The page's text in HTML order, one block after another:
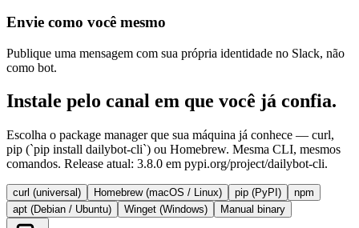
Envie como você mesmo
Publique uma mensagem com sua própria identidade no Slack, não
como bot.
Instale pelo canal em que você já confia.
Escolha o package manager que sua máquina já conhece — curl,
pip (`pip install dailybot-cli`) ou Homebrew. Mesma CLI, mesmos
comandos. Release atual: 3.8.0 em pypi.org/project/dailybot-cli.
curl (universal) Homebrew (macOS / Linux) pip (PyPI)
npm
apt (Debian / Ubuntu)
Winget (Windows) Manual binary